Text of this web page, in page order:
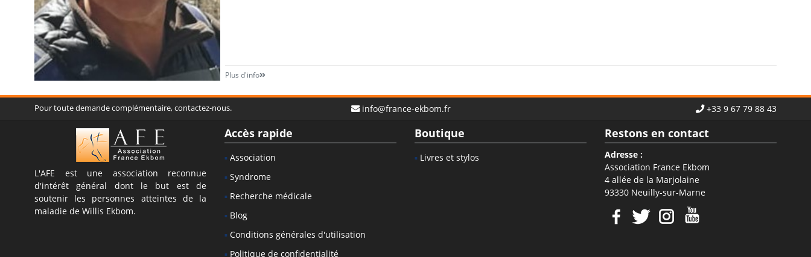
Plus d'info
Pour toute demande complémentaire, contactez-nous. info@france-ekbom.fr +33 9 67 79 88 43
L'AFE est une association reconnue
d'intérêt général dont le but est de
soutenir les personnes atteintes de la
maladie de Willis Ekbom.
Accès rapide
Association
Syndrome
Recherche médicale
Blog
Conditions générales d'utilisation
Politique de confidentialité
Boutique
Livres et stylos
Restons en contact
Adresse :
Association France Ekbom
4 allée de la Marjolaine
93330 Neuilly-sur-Marne